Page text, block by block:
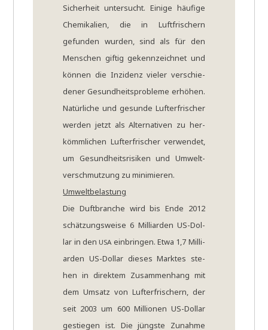
Sicher­heit unter­sucht. Eini­ge häu­fi­ge
Che­mi­ka­li­en, die in Luft­fri­schern
gefun­den wur­den, sind als für den
Men­schen gif­tig gekenn­zeich­net und
kön­nen die Inzi­denz vie­ler ver­schie­
de­ner Gesund­heits­pro­ble­me erhö­hen.
Natür­li­che und gesun­de Luft­er­fri­scher
wer­den jetzt als Alter­na­ti­ven zu her­
kömm­li­chen Luft­er­fri­scher ver­wen­det,
um Gesund­heits­ri­si­ken und Umwelt­
ver­schmut­zung zu minimieren.
Umwelt­be­la­stung
Die Duft­bran­che wird bis Ende 2012
schät­zungs­wei­se 6 Mil­li­ar­den US-Dol­
lar in den USAein­brin­gen. Etwa 1,7 Mil­li­
ar­den US-Dol­lar die­ses Mark­tes ste­
hen in direk­tem Zusam­men­hang mit
dem Umsatz von Luft­er­fri­schern, der
seit 2003 um 600 Mil­lio­nen US-Dol­lar
gestie­gen ist. Die jüng­ste Zunah­me